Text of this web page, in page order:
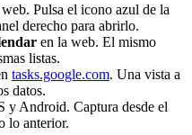
Pulsa el icono azul de la
derecho para abrirlo.
en la web. El mismo
listas.
tasks.google.com. Una vista a
datos.
y Android. Captura desde el
lo anterior.